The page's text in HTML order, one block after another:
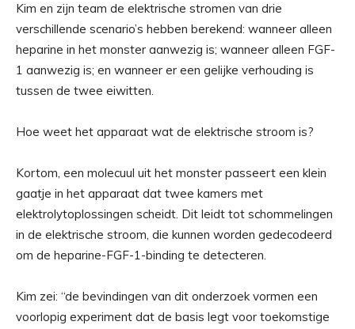
Kim en zijn team de elektrische stromen van drie
verschillende scenario’s hebben berekend: wanneer alleen
heparine in het monster aanwezig is; wanneer alleen FGF-
1 aanwezig is; en wanneer er een gelijke verhouding is
tussen de twee eiwitten.
Hoe weet het apparaat wat de elektrische stroom is?
Kortom, een molecuul uit het monster passeert een klein
gaatje in het apparaat dat twee kamers met
elektrolytoplossingen scheidt. Dit leidt tot schommelingen
in de elektrische stroom, die kunnen worden gedecodeerd
om de heparine-FGF-1-binding te detecteren.
Kim zei: “de bevindingen van dit onderzoek vormen een
voorlopig experiment dat de basis legt voor toekomstige